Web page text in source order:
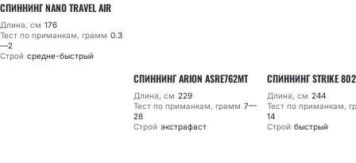
СПИННИНГ NANO TRAVEL AIR
Длина, см 176
Тест по приманкам, грамм 0.3
—2
Строй средне-быстрый
СПИННИНГ ARION ASRE762MT
Длина, см 229
Тест по приманкам, грамм 7—
28
Строй экстрафаст
СПИННИНГ STRIKE 802
Длина, см 244
Тест по приманкам,
14
Строй быстрый